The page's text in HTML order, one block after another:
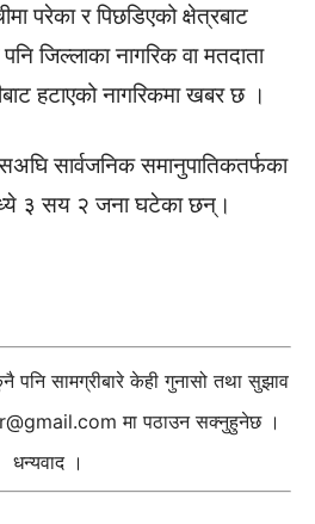
परेका र पिछडिएको क्षेत्रबाट
जिल्लाका नागरिक वा मतदाता
हटाएको नागरिकमा खबर छ ।
सार्वजनिक समानुपातिकतर्फका
३ सय २ जना घटेका छन्।
पनि सामग्रीबारे केही गुनासो तथा सुझाव
मा पठाउन सक्नुहुनेछ ।
धन्यवाद ।